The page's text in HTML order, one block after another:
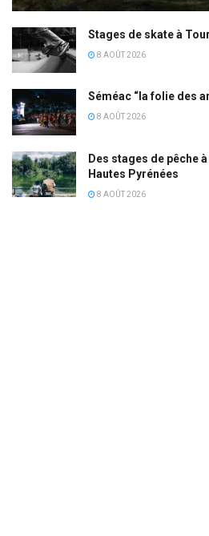
Stages de skate à
8 AOÛT 2026
Séméac “la folie des
8 AOÛT 2026
Des stages de pêche
Hautes Pyrénées
8 AOÛT 2026